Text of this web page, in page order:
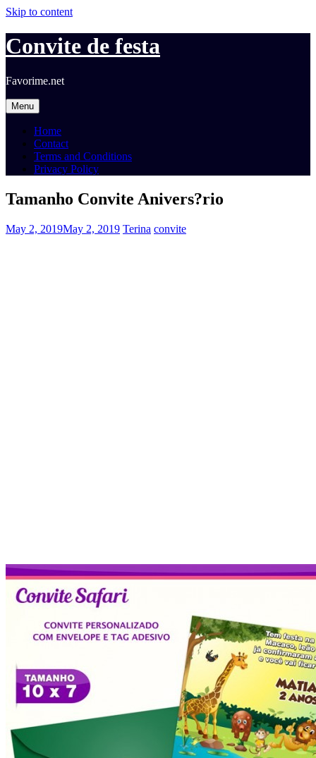
Skip to content
Convite de festa
Favorime.net
Menu
Home
Contact
Terms and Conditions
Privacy Policy
Tamanho Convite Anivers?rio
May 2, 2019May 2, 2019 Terina convite